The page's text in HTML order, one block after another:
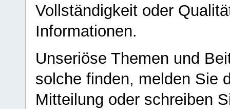
Vollständigkeit oder
Informationen.
Unseriöse Themen und
solche finden, melden Sie
Mitteilung oder schreiben